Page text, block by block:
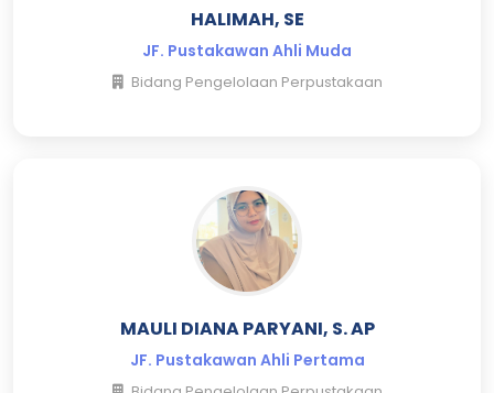
HALIMAH, SE
JF. Pustakawan Ahli Muda
Bidang Pengelolaan Perpustakaan
MAULI DIANA PARYANI, S. AP
JF. Pustakawan Ahli Pertama